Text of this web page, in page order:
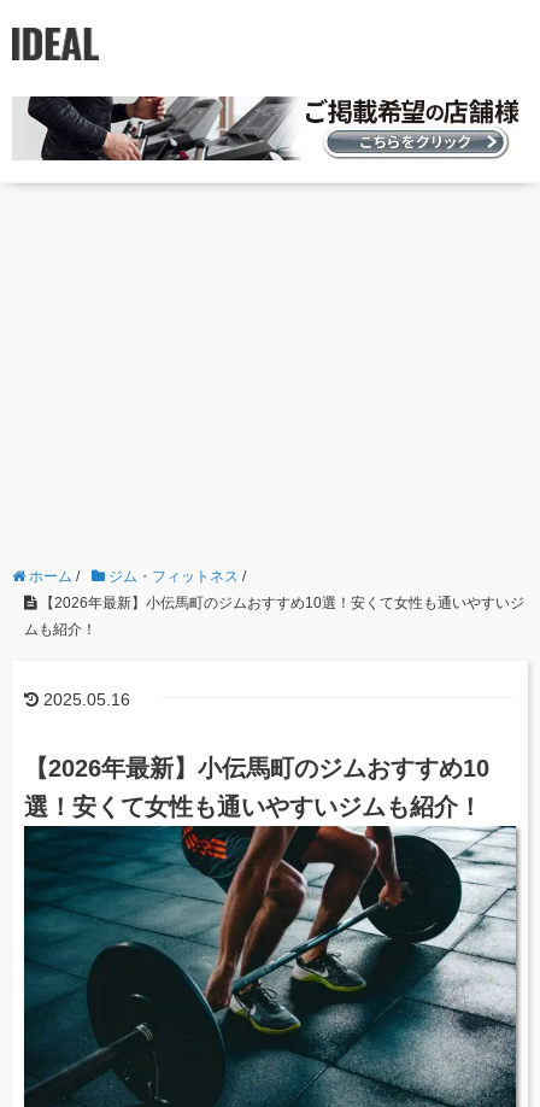
ホーム / ジム・フィットネス /
【2026年最新】小伝馬町のジムおすすめ10選！安くて女性も通いやすいジ
ムも紹介！
2025.05.16
【2026年最新】小伝馬町のジムおすすめ10
選！安くて女性も通いやすいジムも紹介！